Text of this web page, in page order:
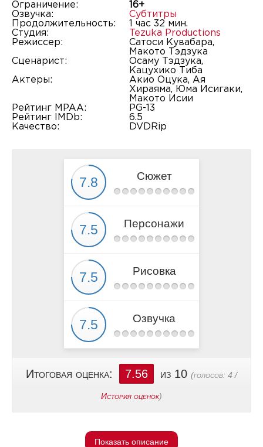
Ограничение:
16+
Озвучка:
Субтитры
Продолжительность:
1 час 32 мин.
Студия:
Tezuka Productions
Режиссер:
Сатоси Кувабара,
Макото Тэдзука
Сценарист:
Осаму Тэдзука,
Кацухико Тиба
Актеры:
Акио Оцука, Ая
Хираяма, Юма Исигаки,
Макото Исии
Рейтинг MPAA:
PG-13
Рейтинг IMDb:
6.5
Качество:
DVDRip
Сюжет
Персонажи
Рисовка
Озвучка
Итоговая оценка: 7.56 из 10 (голосов: 4 /
История оценок)
Показать описание